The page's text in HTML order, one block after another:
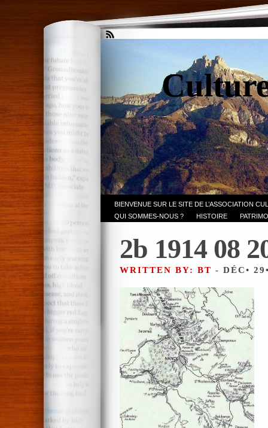
BIENVENUE SUR LE SITE DE L’ASSOCIATION
QUI SOMMES-NOUS ?
HISTOIRE
2b 1914 08
WRITTEN BY: BT - DÉC•